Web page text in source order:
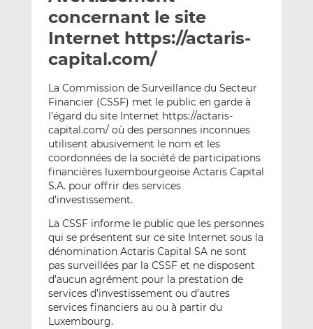
e
p
a
e
m
a
i
l
g
e
r
s
r
L
i
n
k
e
d
n
g
e
r
r
F
a
c
e
b
o
k
concernant le site
Internet https://actaris-
capital.com/
La Commission de Surveillance du Secteur
Financier (CSSF) met le public en garde à
l’égard du site Internet https://actaris-
capital.com/ où des personnes inconnues
utilisent abusivement le nom et les
coordonnées de la société de participations
financières luxembourgeoise Actaris Capital
S.A. pour offrir des services
d’investissement.
La CSSF informe le public que les personnes
qui se présentent sur ce site Internet sous la
dénomination Actaris Capital SA ne sont
pas surveillées par la CSSF et ne disposent
d’aucun agrément pour la prestation de
services d’investissement ou d’autres
services financiers au ou à partir du
Luxembourg.